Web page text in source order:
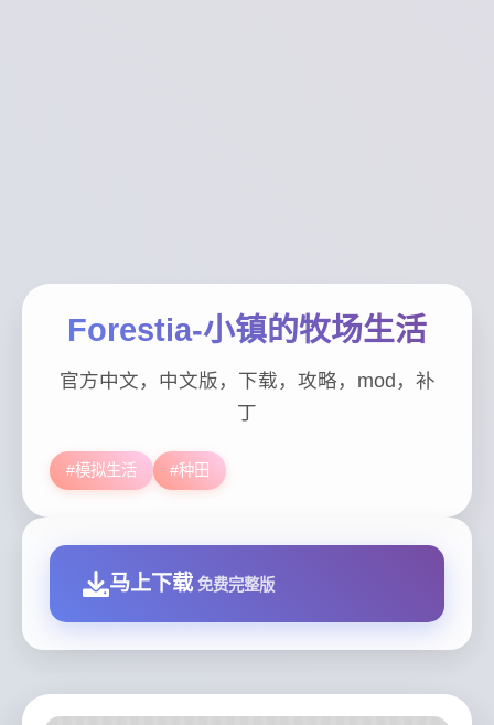
Forestia-小镇的牧场生活
官方中文，中文版，下载，攻略，mod，补
丁
#模拟生活 #种田
马上下载 免费完整版